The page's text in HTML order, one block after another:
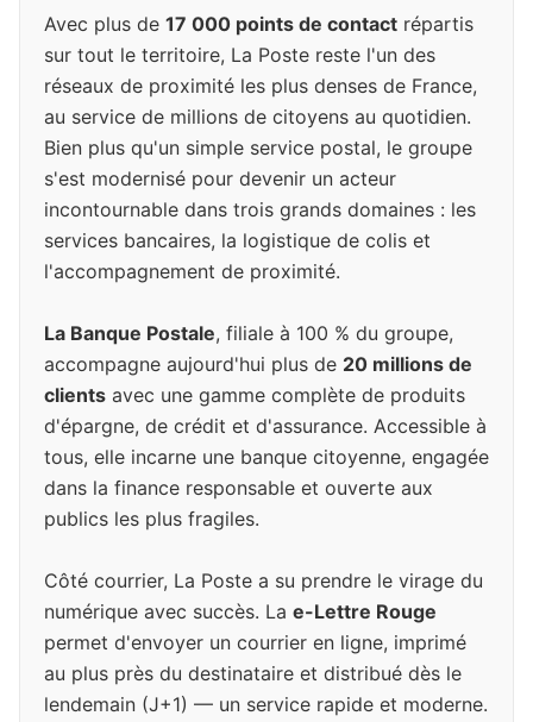
Avec plus de 17 000 points de contact répartis
sur tout le territoire, La Poste reste l'un des
réseaux de proximité les plus denses de France,
au service de millions de citoyens au quotidien.
Bien plus qu'un simple service postal, le groupe
s'est modernisé pour devenir un acteur
incontournable dans trois grands domaines : les
services bancaires, la logistique de colis et
l'accompagnement de proximité.
La Banque Postale, filiale à 100 % du groupe,
accompagne aujourd'hui plus de 20 millions de
clients avec une gamme complète de produits
d'épargne, de crédit et d'assurance. Accessible à
tous, elle incarne une banque citoyenne, engagée
dans la finance responsable et ouverte aux
publics les plus fragiles.
Côté courrier, La Poste a su prendre le virage du
numérique avec succès. La e-Lettre Rouge
permet d'envoyer un courrier en ligne, imprimé
au plus près du destinataire et distribué dès le
lendemain (J+1) — un service rapide et moderne.